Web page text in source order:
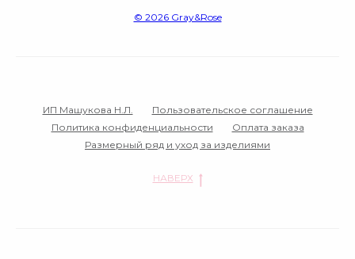
© 2026 Gray&Rose‌
ИП Машукова Н.Л.
Пользовательское соглашение
Политика конфиденциальности
Оплата заказа
Размерный ряд и уход за изделиями
НАВЕРХ